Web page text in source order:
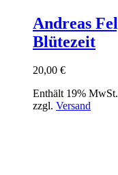
Andreas
Blütezeit
20,00 €
Enthält 19% MwSt.
zzgl. Versand